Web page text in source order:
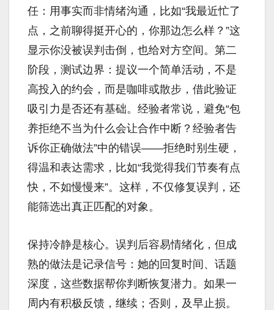
任：用事实而非情绪沟通，比如“我最近忙了
点，之前聊得挺开心的，你那边怎么样？”这
显示你没被误判击倒，也给对方空间。第二
阶段，测试边界：提议一个简单活动，不是
高投入的约会，而是咖啡或散步，借此验证
吸引力是否还有基础。经验者常说，避免“包
养拒绝不当为什么会让合作中断？经验者告
诉你正确做法”中的错误——拒绝时别生硬，
得温和表达需求，比如“我觉得我们节奏有点
快，不如慢慢来”。这样，不仅修复误判，还
能筛选出真正匹配的对象。
保持冷静是核心。误判后容易情绪化，但成
熟的做法是记录信号：她的回复时间、话题
深度，这些数据帮你判断恢复潜力。如果一
周内有积极反馈，继续；否则，及早止损。